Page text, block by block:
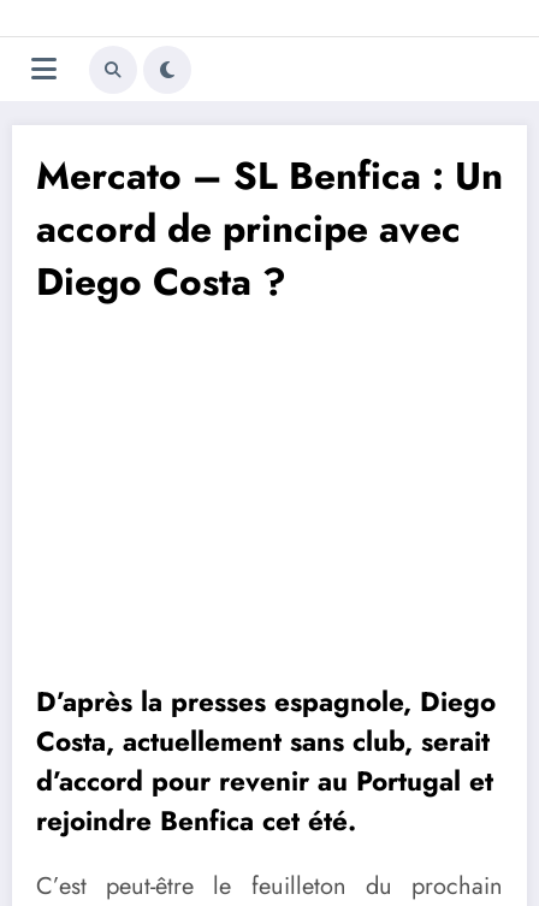
au
contenu
Trivela
L'actualité du football
Mercato – SL Benfica : Un
accord de principe avec
Diego Costa ?
D’après la presses espagnole, Diego
Costa, actuellement sans club, serait
d’accord pour revenir au Portugal et
rejoindre Benfica cet été.
C’est peut-être le feuilleton du prochain